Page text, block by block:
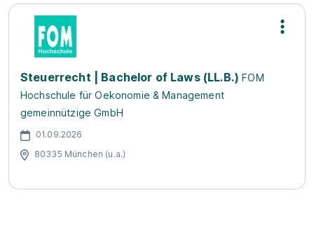
Steuerrecht | Bachelor of Laws (LL.B.)FOM
Hochschule für Oekonomie & Management
gemeinnützige GmbH
01.09.2026
80335 München (u.a.)